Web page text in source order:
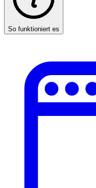
So funktioniert es